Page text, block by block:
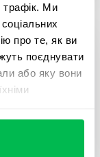
трафік. Ми
про те, як ви
поєднувати
або яку вони